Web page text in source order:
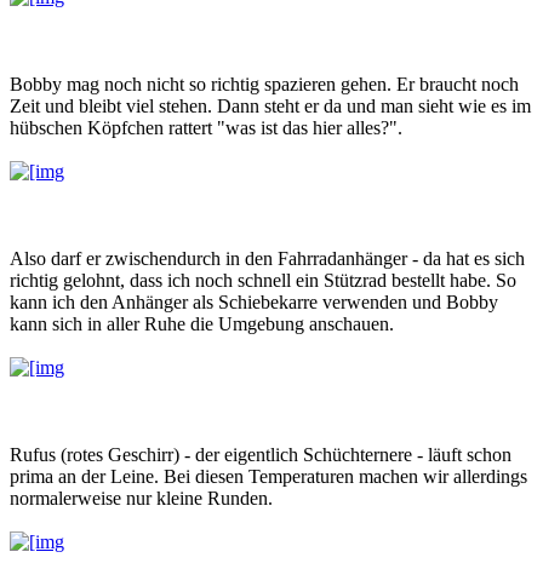
Bobby mag noch nicht so richtig spazieren gehen. Er braucht noch
Zeit und bleibt viel stehen. Dann steht er da und man sieht wie es im
hübschen Köpfchen rattert "was ist das hier alles?".
Also darf er zwischendurch in den Fahrradanhänger - da hat es sich
richtig gelohnt, dass ich noch schnell ein Stützrad bestellt habe. So
kann ich den Anhänger als Schiebekarre verwenden und Bobby
kann sich in aller Ruhe die Umgebung anschauen.
Rufus (rotes Geschirr) - der eigentlich Schüchternere - läuft schon
prima an der Leine. Bei diesen Temperaturen machen wir allerdings
normalerweise nur kleine Runden.